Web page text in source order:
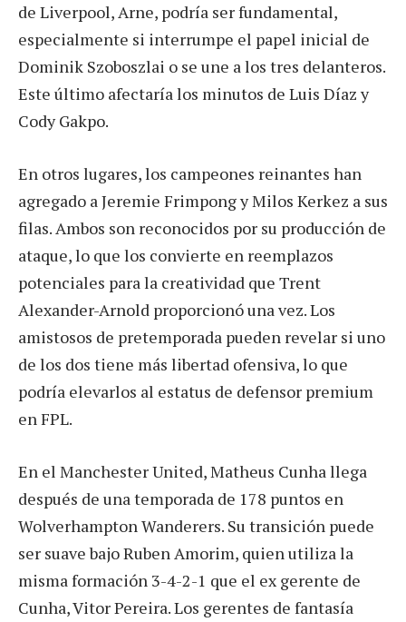
de Liverpool, Arne, podría ser fundamental,
especialmente si interrumpe el papel inicial de
Dominik Szoboszlai o se une a los tres delanteros.
Este último afectaría los minutos de Luis Díaz y
Cody Gakpo.
En otros lugares, los campeones reinantes han
agregado a Jeremie Frimpong y Milos Kerkez a sus
filas. Ambos son reconocidos por su producción de
ataque, lo que los convierte en reemplazos
potenciales para la creatividad que Trent
Alexander-Arnold proporcionó una vez. Los
amistosos de pretemporada pueden revelar si uno
de los dos tiene más libertad ofensiva, lo que
podría elevarlos al estatus de defensor premium
en FPL.
En el Manchester United, Matheus Cunha llega
después de una temporada de 178 puntos en
Wolverhampton Wanderers. Su transición puede
ser suave bajo Ruben Amorim, quien utiliza la
misma formación 3-4-2-1 que el ex gerente de
Cunha, Vitor Pereira. Los gerentes de fantasía